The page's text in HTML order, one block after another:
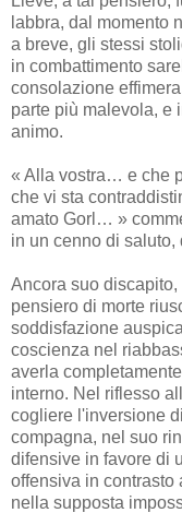
labbra, dal momento
a breve, gli stessi
in combattimento
consolazione
parte più malevola, e
animo.
« Alla vostra… e che
che vi sta
amato Gorl… »
in un cenno di
Ancora suo
pensiero di morte
soddisfazione
coscienza nel
averla
interno. Nel riflesso
cogliere l'inversione
compagna, nel suo
difensive in favore di
offensiva in contrasto
nella supposta